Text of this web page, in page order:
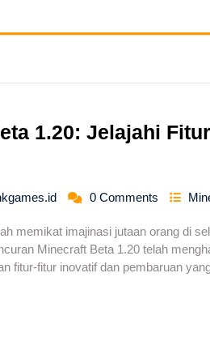
1.20: Jelajahi
0 Comments
memikat imajinasi jutaan orang di
Minecraft Beta 1.20 telah
fitur-fitur inovatif dan pembaruan